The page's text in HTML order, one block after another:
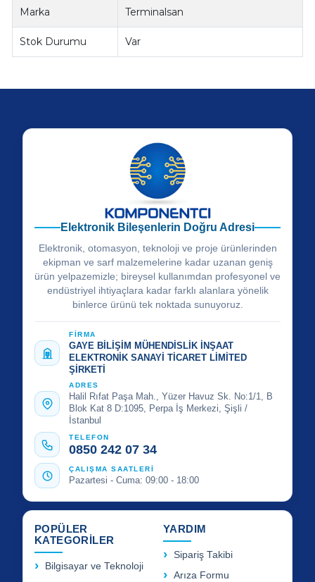
Marka Terminalsan
Stok Durumu Var
Elektronik Bileşenlerin Doğru Adresi
Elektronik, otomasyon, teknoloji ve proje ürünlerinden
ekipman ve sarf malzemelerine kadar uzanan geniş
ürün yelpazemizle; bireysel kullanımdan profesyonel ve
endüstriyel ihtiyaçlara kadar farklı alanlara yönelik
binlerce ürünü tek noktada sunuyoruz.
FİRMA
GAYE BİLİŞİM MÜHENDİSLİK İNŞAAT
ELEKTRONİK SANAYİ TİCARET LİMİTED
ŞİRKETİ
ADRES
Halil Rıfat Paşa Mah., Yüzer Havuz Sk. No:1/1, B
Blok Kat 8 D:1095, Perpa İş Merkezi, Şişli /
İstanbul
TELEFON
0850 242 07 34
ÇALIŞMA SAATLERİ
Pazartesi - Cuma: 09:00 - 18:00
POPÜLER
KATEGORİLER
Bilgisayar ve Teknoloji
YARDIM
Sipariş Takibi
Arıza Formu